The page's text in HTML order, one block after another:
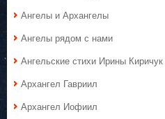
Ангелы и Архангелы
Ангелы рядом с нами
Ангельские стихи Ирины Киричук
Архангел Гавриил
Архангел Иофиил